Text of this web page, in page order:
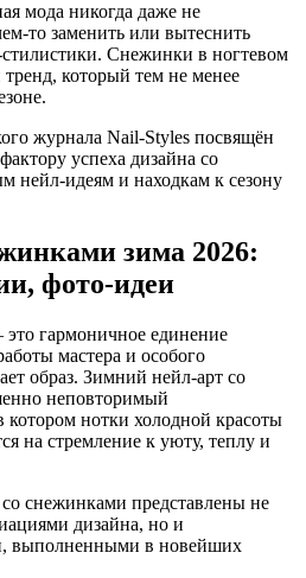
мода никогда даже не
то заменить или вытеснить
Снежинки в ногтевом
который тем не менее
журнала Nail-Styles посвящён
успеха дизайна со
нейл-идеям и находкам к сезону
зима 2026:
фото-идеи
гармоничное единение
мастера и особого
образ. Зимний нейл-арт со
неповторимый
нотки холодной красоты
на стремление к уюту, теплу и
снежинками представлены не
дизайна, но и
выполненными в новейших